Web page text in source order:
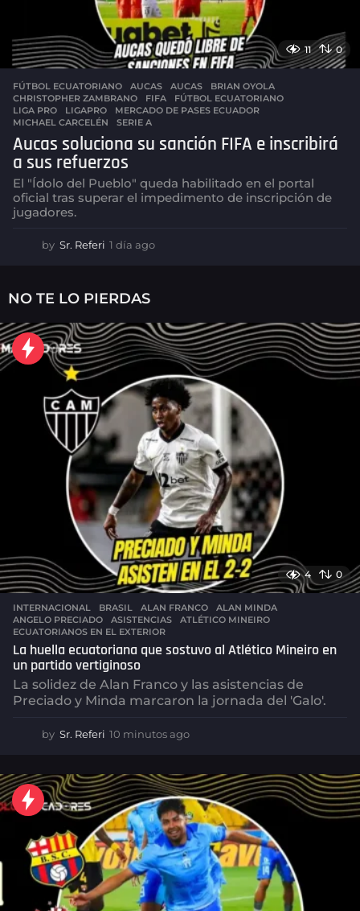
11 0
FÚTBOL ECUATORIANO ,AUCAS AUCAS ,BRIAN OYOLA
CHRISTOPHER ZAMBRANO
,FIFA ,FÚTBOL ECUATORIANO
LIGA PRO
,LIGAPRO ,MERCADO DE PASES ECUADOR
MICHAEL CARCELÉN
,SERIE A
Aucas soluciona su sanción FIFA e inscribirá
a sus refuerzos
El "Ídolo del Pueblo" queda habilitado en el portal
oficial tras superar el impedimento de inscripción de
jugadores.
by Sr. Referi 1 día ago
g
o
NO TE LO PIERDAS
4 0
INTERNACIONAL ,BRASIL ALAN FRANCO ,ALAN MINDA
ANGELO PRECIADO
,ASISTENCIAS ,ATLÉTICO MINEIRO
ECUATORIANOS EN EL EXTERIOR
La huella ecuatoriana que sostuvo al Atlético Mineiro en
un partido vertiginoso
La solidez de Alan Franco y las asistencias de
Preciado y Minda marcaron la jornada del 'Galo'.
by Sr. Referi 10 minutos ago
i
n
u
t
o
s
a
g
o